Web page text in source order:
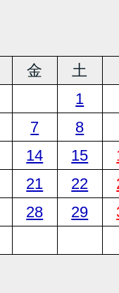
金 土
1
7
8
14 15
21 22
28 29